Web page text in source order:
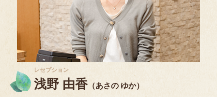
レセプション
浅野 由香（あさの ゆか）